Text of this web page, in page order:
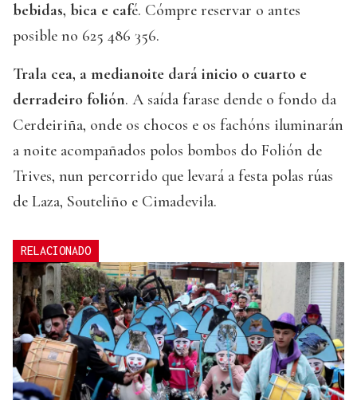
bebidas, bica e café. Cómpre reservar o antes
posible no 625 486 356.
Trala cea, a medianoite dará inicio o cuarto e
derradeiro folión. A saída farase dende o fondo da
Cerdeiriña, onde os chocos e os fachóns iluminarán
a noite acompañados polos bombos do Folión de
Trives, nun percorrido que levará a festa polas rúas
de Laza, Souteliño e Cimadevila.
RELACIONADO